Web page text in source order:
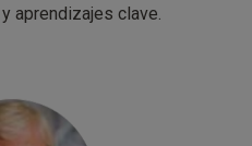
aprendizajes clave.